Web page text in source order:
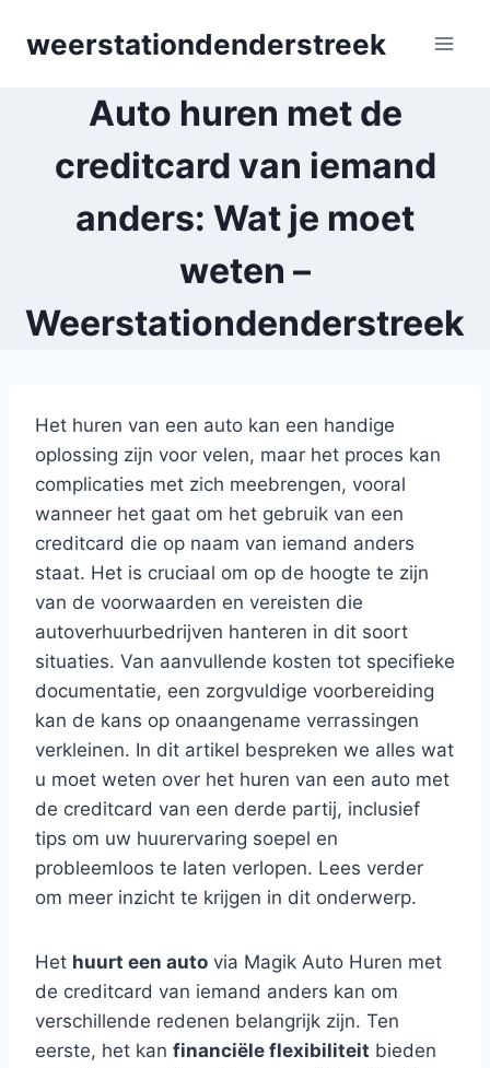
weerstationdenderstreek
Auto huren met de
creditcard van iemand
anders: Wat je moet
weten –
Weerstationdenderstreek
Het huren van een auto kan een handige
oplossing zijn voor velen, maar het proces kan
complicaties met zich meebrengen, vooral
wanneer het gaat om het gebruik van een
creditcard die op naam van iemand anders
staat. Het is cruciaal om op de hoogte te zijn
van de voorwaarden en vereisten die
autoverhuurbedrijven hanteren in dit soort
situaties. Van aanvullende kosten tot specifieke
documentatie, een zorgvuldige voorbereiding
kan de kans op onaangename verrassingen
verkleinen. In dit artikel bespreken we alles wat
u moet weten over het huren van een auto met
de creditcard van een derde partij, inclusief
tips om uw huurervaring soepel en
probleemloos te laten verlopen. Lees verder
om meer inzicht te krijgen in dit onderwerp.
Het huurt een auto via Magik Auto Huren met
de creditcard van iemand anders kan om
verschillende redenen belangrijk zijn. Ten
eerste, het kan financiële flexibiliteit bieden